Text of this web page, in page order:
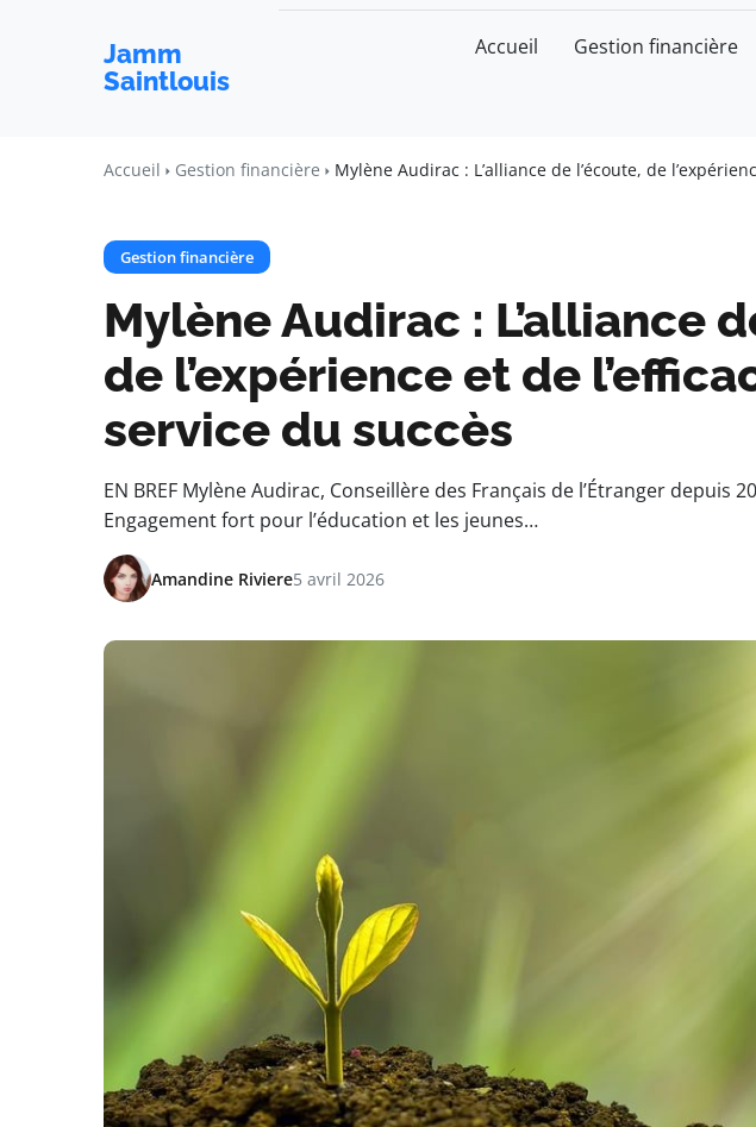
Jamm
Saintlouis
Accueil Gestion financière
Accueil Gestion financière Mylène Audirac : L’alliance de l’écoute, de
Gestion financière
Mylène Audirac : L’alliance
de l’expérience et de
service du succès
EN BREF Mylène Audirac, Conseillère des Français de l’Étranger depuis
Engagement fort pour l’éducation et les jeunes…
Amandine Riviere5 avril 2026